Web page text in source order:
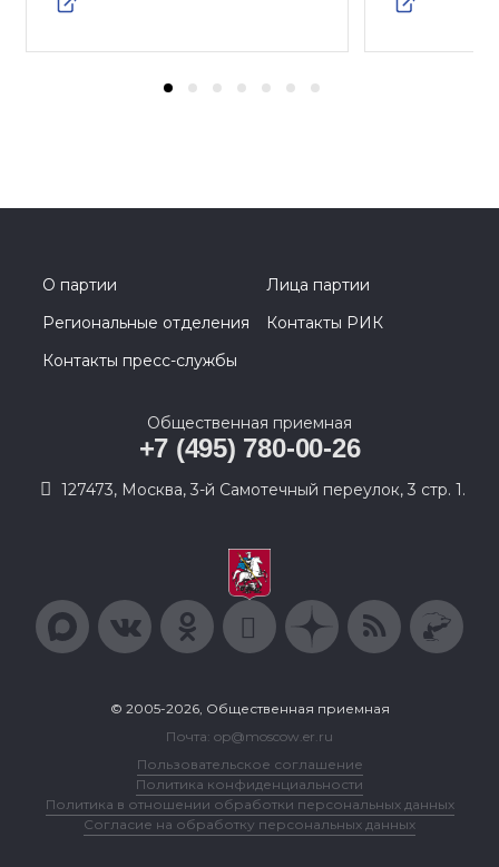
О партии
Лица партии
Региональные отделения
Контакты РИК
Контакты пресс-службы
Общественная приемная
+7 (495) 780-00-26
127473, Москва, 3-й Самотечный переулок, 3 стр. 1.
© 2005-2026, Общественная приемная
Почта: op@moscow.er.ru
Пользовательское соглашение
Политика конфиденциальности
Политика в отношении обработки персональных данных
Согласие на обработку персональных данных